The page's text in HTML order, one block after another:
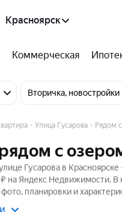
Красноярск
Коммерческая
Вторичка, новостройки
Улица Гусарова Рядом
с
Гусарова в
Яндекс Недвижимости. В
планировки и